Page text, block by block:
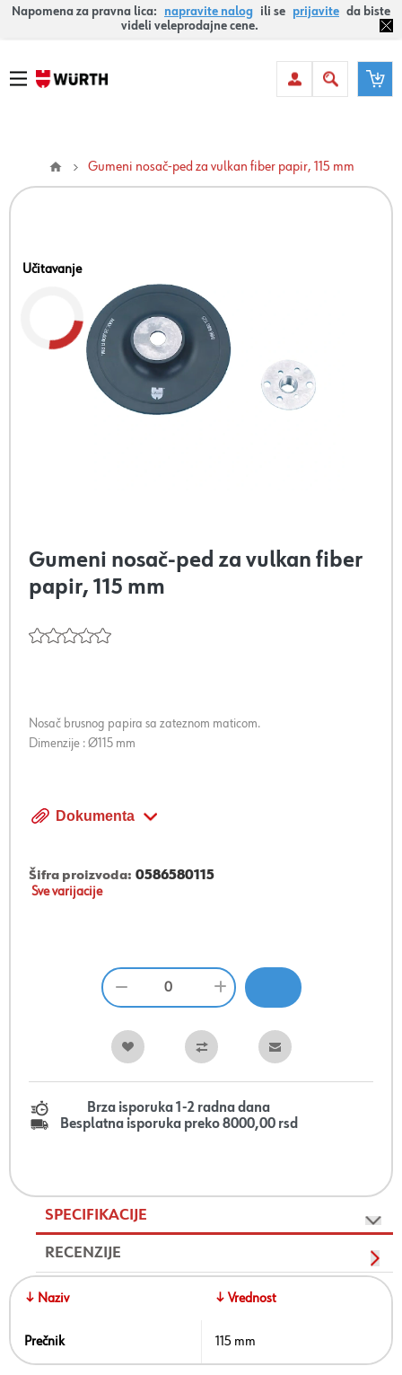
Napomena za pravna lica: napravite nalog ili se prijavite da biste
videli veleprodajne cene.
Gumeni nosač-ped za vulkan fiber papir, 115 mm
Učitavanje
Gumeni nosač-ped za vulkan fiber
papir, 115 mm
Nosač brusnog papira sa zateznom maticom.
Dimenzije : Ø115 mm
Dokumenta
Šifra proizvoda: 0586580115
Sve varijacije
Brza isporuka 1-2 radna dana
Besplatna isporuka preko 8000,00 rsd
SPECIFIKACIJE
RECENZIJE
↓ Naziv ↓ Vrednost
Prečnik 115 mm